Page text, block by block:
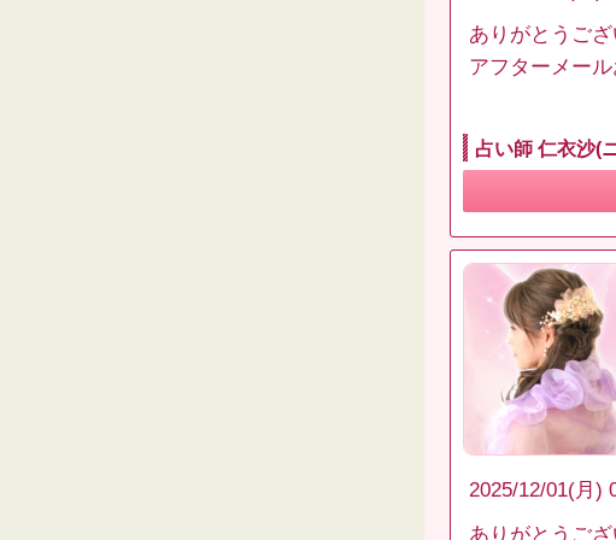
ありがとうござ
アフターメール
占い師 仁衣沙(
2025/12/01(月)
ありがとうご